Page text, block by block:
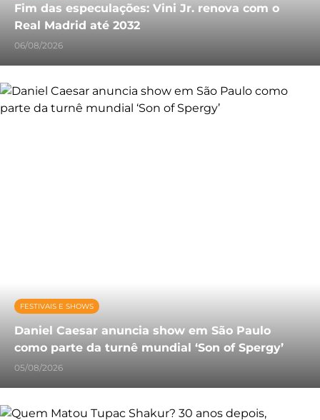
Fim das especulações: Vini Jr. renova com o
Real Madrid até 2032
06/08/2026
FESTIVAIS E SHOWS
Daniel Caesar anuncia show em São Paulo
como parte da turnê mundial ‘Son of Spergy’
05/08/2026